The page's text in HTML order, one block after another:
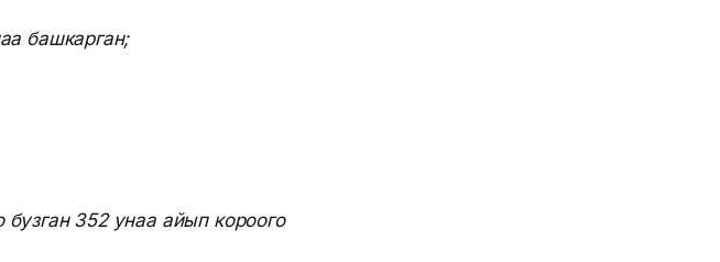
башкарган;
352 унаа айып короого